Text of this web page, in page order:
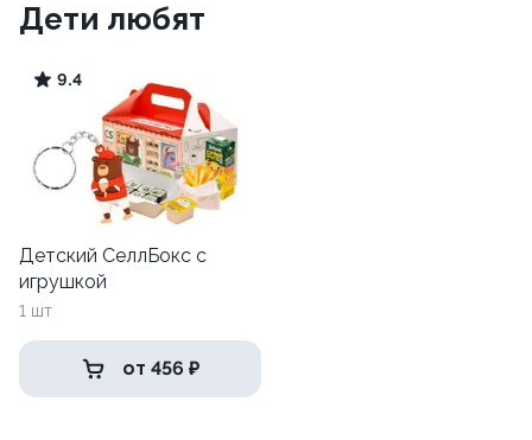
Дети любят
9.4
Детский СеллБокс с
игрушкой
1 шт
от 456 ₽